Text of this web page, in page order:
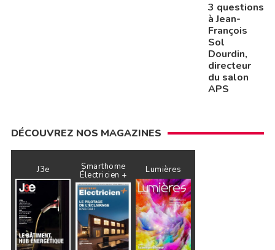
3 questions
à Jean-
François
Sol
Dourdin,
directeur
du salon
APS
DÉCOUVREZ NOS MAGAZINES
J3e Smarthome
Électricien + Lumières